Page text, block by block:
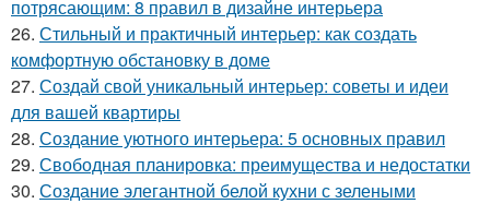
потрясающим: 8 правил в дизайне интерьера
26. Стильный и практичный интерьер: как создать
комфортную обстановку в доме
27. Создай свой уникальный интерьер: советы и идеи
для вашей квартиры
28. Создание уютного интерьера: 5 основных правил
29. Свободная планировка: преимущества и недостатки
30. Создание элегантной белой кухни с зелеными